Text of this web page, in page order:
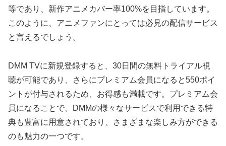
等であり、新作アニメカバー率100%を目指しています。
このように、アニメファンにとっては必見の配信サービス
と言えるでしょう。
DMM TVに新規登録すると、30日間の無料トライアル視
聴が可能であり、さらにプレミアム会員になると550ポイ
ントが付与されるため、お得感も満載です。プレミアム会
員になることで、DMMの様々なサービスで利用できる特
典も豊富に用意されており、さまざまな楽しみ方ができる
のも魅力の一つです。